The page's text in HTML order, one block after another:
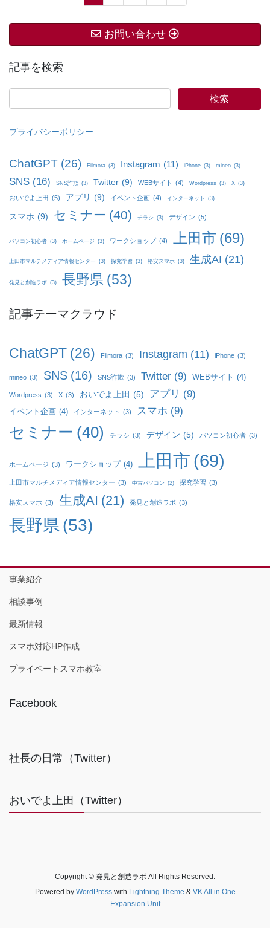
の
ペ
ー
ジ
定
ペ
ー
定
ペ
ー
定
ペ
ー
お問い合わせ
記事を検索
プライバシーポリシー
ChatGPT (26) Filmora (3) Instagram (11) iPhone (3) mineo (3)
SNS (16) SNS詐欺 (3) Twitter (9) WEBサイト (4) Wordpress (3) X (3)
おいでよ上田 (5) アプリ (9) イベント企画 (4) インターネット (3)
スマホ (9) セミナー (40) チラシ (3) デザイン (5)
パソコン初心者 (3) ホームページ (3) ワークショップ (4) 上田市 (69)
上田市マルチメディア情報センター (3) 探究学習 (3) 格安スマホ (3) 生成AI (21)
発見と創造ラボ (3) 長野県 (53)
記事テーマクラウド
ChatGPT (26) Filmora (3) Instagram (11) iPhone (3)
mineo (3) SNS (16) SNS詐欺 (3) Twitter (9) WEBサイト (4)
Wordpress (3) X (3) おいでよ上田 (5) アプリ (9)
イベント企画 (4) インターネット (3) スマホ (9)
セミナー (40) チラシ (3) デザイン (5) パソコン初心者 (3)
ホームページ (3) ワークショップ (4) 上田市 (69)
上田市マルチメディア情報センター (3) 中古パソコン (2) 探究学習 (3)
格安スマホ (3) 生成AI (21) 発見と創造ラボ (3)
長野県(53)
事業紹介
相談事例
最新情報
スマホ対応HP作成
プライベートスマホ教室
Facebook
社長の日常（Twitter）
おいでよ上田（Twitter）
Copyright © 発見と創造ラボ All Rights Reserved.
Powered by WordPresswith Lightning Theme & VK All in One
Expansion Unit